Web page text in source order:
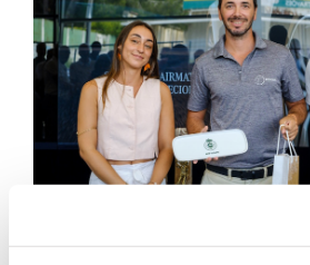
Tiago Costa brilha na Quinta